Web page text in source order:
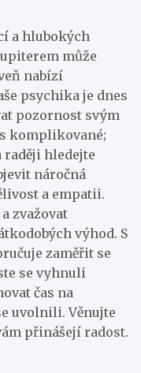
a hlubokých
může
nabízí
psychika je dnes
pozornost svým
komplikované;
hledejte
náročná
a empatii.
zvažovat
výhod. S
zaměřit se
se vyhnuli
čas na
uvolnili. Věnujte
přinášejí radost.